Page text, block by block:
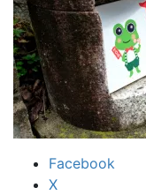
Facebook
X